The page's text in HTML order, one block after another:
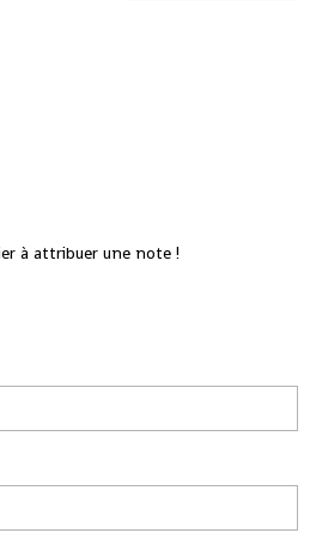
à attribuer une note !